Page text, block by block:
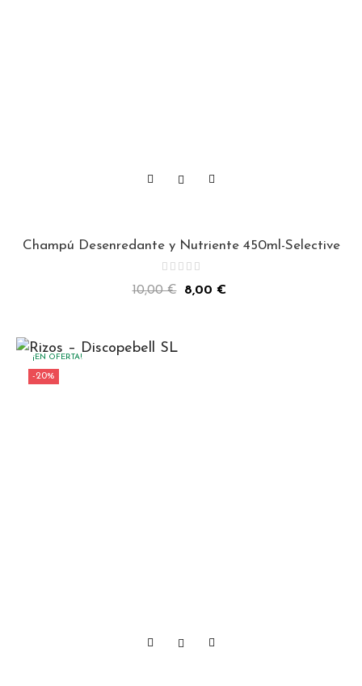
Champú Desenredante y Nutriente 450ml-Selective
Precio
10,00 € Precio
8,00 €
¡EN OFERTA!
-20%